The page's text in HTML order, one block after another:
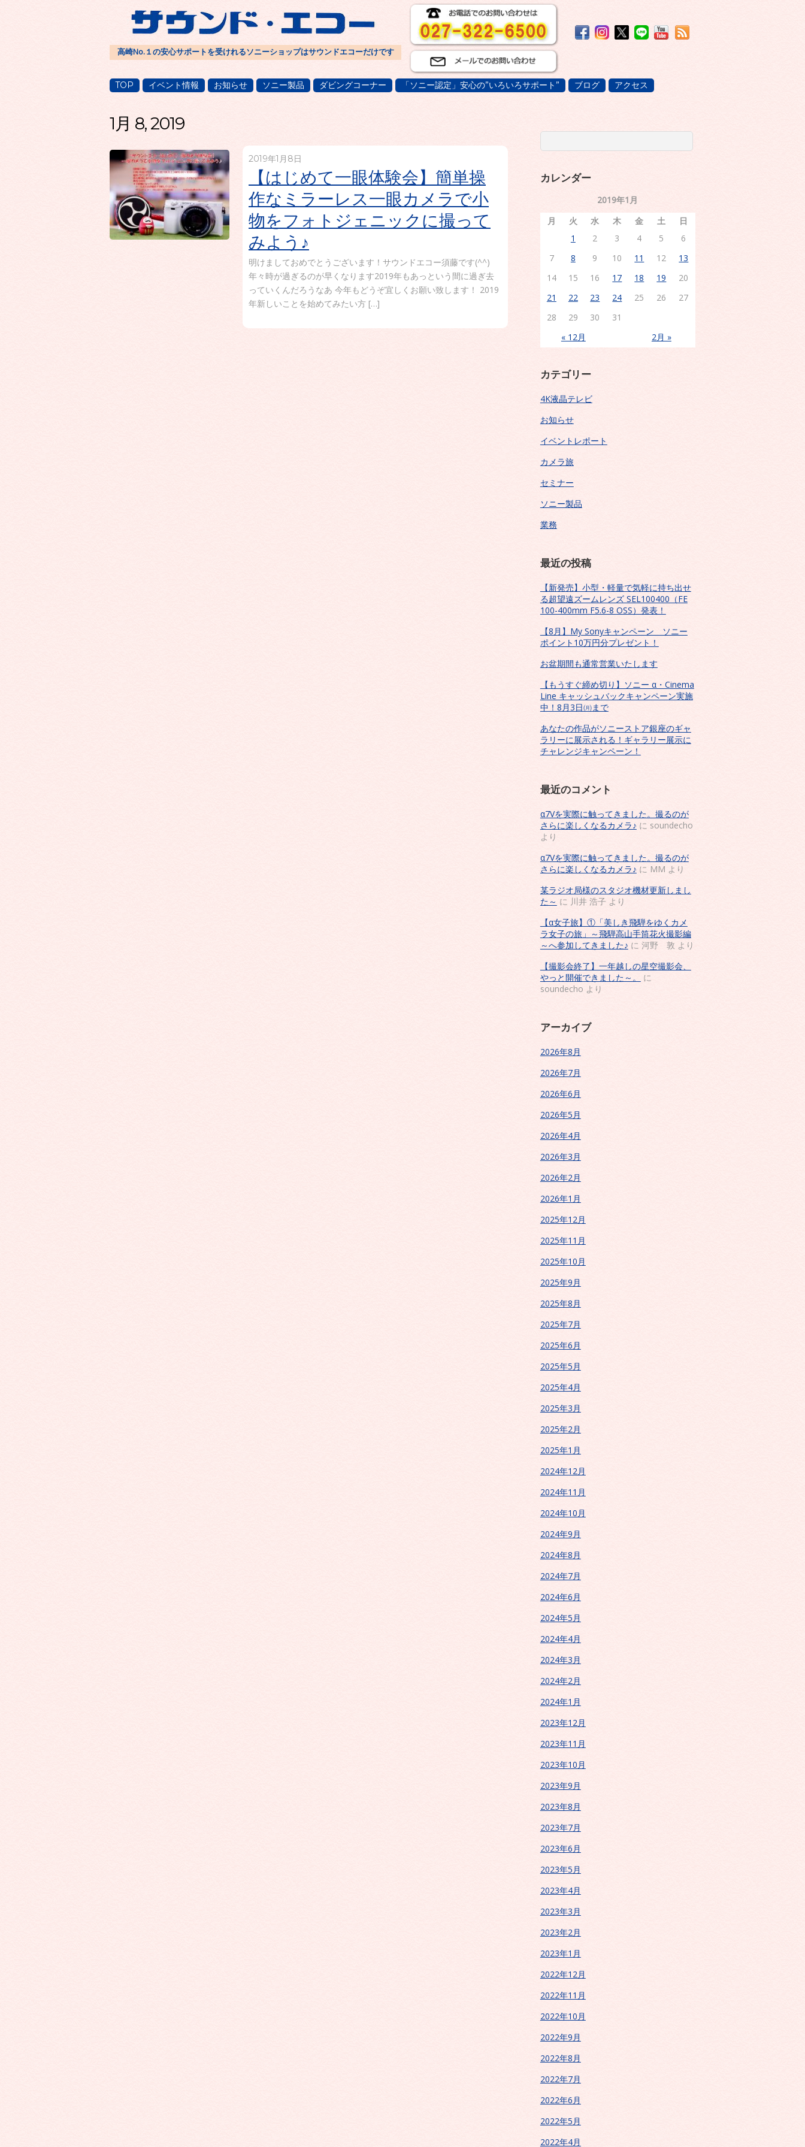
高崎No.１の安心サポートを受けれるソニーショップはサウンドエコーだけです
TOP イベント情報 お知らせ ソニー製品 ダビングコーナー 「ソニー認定」安心の”いろいろサポート” ブログ アクセス
1月 8, 2019
2019年1月8日
【はじめて一眼体験会】簡単操
作なミラーレス一眼カメラで小
物をフォトジェニックに撮って
みよう♪
明けましておめでとうございます！サウンドエコー須藤です(^^)
年々時が過ぎるのが早くなります2019年もあっという間に過ぎ去
っていくんだろうなあ 今年もどうぞ宜しくお願い致します！ 2019
年新しいことを始めてみたい方 […]
カレンダー
2019年1月
月
火 水 木 金 土 日
« 12月 2月 »
1 2 3 4 5
6
7
8 9 10 11 12
13
14
15 16 17 18 19
20
21
22 23 24 25 26
27
28
29 30 31
カテゴリー
4K液晶テレビ
お知らせ
イベントレポート
カメラ旅
セミナー
ソニー製品
業務
最近の投稿
【新発売】小型・軽量で気軽に持ち出せ
る超望遠ズームレンズ SEL100400（FE
100-400mm F5.6-8 OSS）発表！
【8月】My Sonyキャンペーン ソニー
ポイント10万円分プレゼント！
お盆期間も通常営業いたします
【もうすぐ締め切り】ソニー α・Cinema
Line キャッシュバックキャンペーン実施
中！8月3日㈪まで
あなたの作品がソニーストア銀座のギャ
ラリーに展示される！ギャラリー展示に
チャレンジキャンペーン！
最近のコメント
α7Vを実際に触ってきました。撮るのが
さらに楽しくなるカメラ♪ に soundecho
より
α7Vを実際に触ってきました。撮るのが
さらに楽しくなるカメラ♪ に MM より
某ラジオ局様のスタジオ機材更新しまし
た～ に 川井 浩子 より
【α女子旅】①「美しき飛騨をゆくカメ
ラ女子の旅」～飛騨高山手筒花火撮影編
～へ参加してきました♪ に 河野 敦 より
【撮影会終了】一年越しの星空撮影会、
やっと開催できました～。
に
soundecho より
アーカイブ
2026年8月
2026年7月
2026年6月
2026年5月
2026年4月
2026年3月
2026年2月
2026年1月
2025年12月
2025年11月
2025年10月
2025年9月
2025年8月
2025年7月
2025年6月
2025年5月
2025年4月
2025年3月
2025年2月
2025年1月
2024年12月
2024年11月
2024年10月
2024年9月
2024年8月
2024年7月
2024年6月
2024年5月
2024年4月
2024年3月
2024年2月
2024年1月
2023年12月
2023年11月
2023年10月
2023年9月
2023年8月
2023年7月
2023年6月
2023年5月
2023年4月
2023年3月
2023年2月
2023年1月
2022年12月
2022年11月
2022年10月
2022年9月
2022年8月
2022年7月
2022年6月
2022年5月
2022年4月